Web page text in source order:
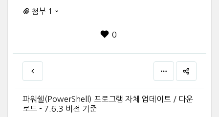
첨부 1
0
파워쉘(PowerShell) 프로그램 자체 업데이트 / 다운
로드 - 7.6.3 버전 기준